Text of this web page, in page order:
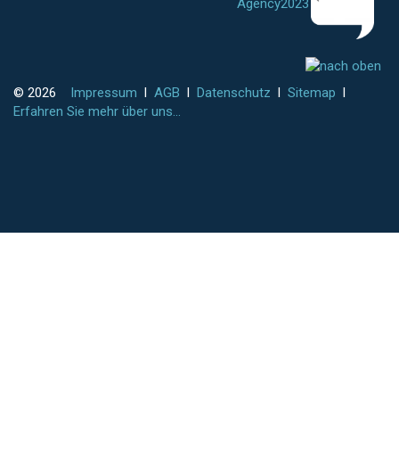
© 2026 Impressum l AGB l Datenschutz l Sitemap l
Erfahren Sie mehr über uns...